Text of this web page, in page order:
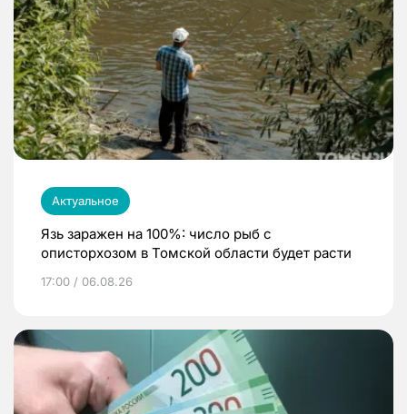
Актуальное
Язь заражен на 100%: число рыб с
описторхозом в Томской области будет расти
17:00 / 06.08.26